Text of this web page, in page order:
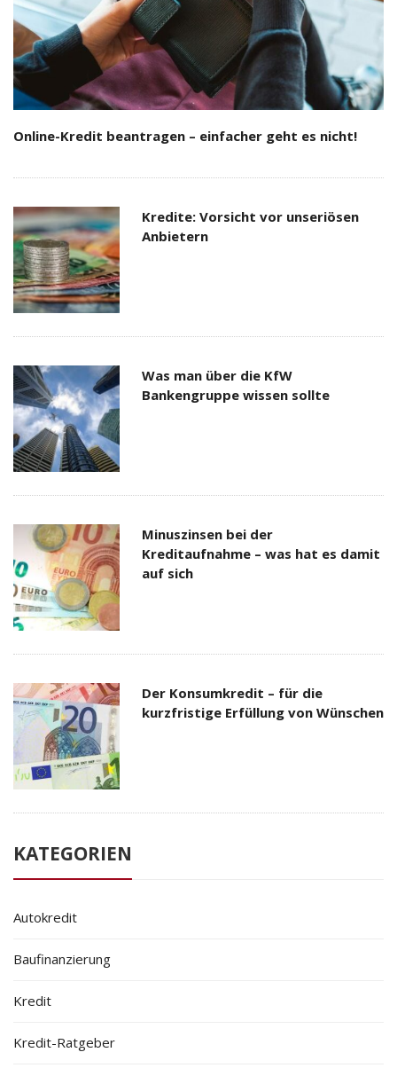
Online-Kredit beantragen – einfacher geht es nicht!
Kredite: Vorsicht vor unseriösen
Anbietern
Was man über die KfW
Bankengruppe wissen sollte
Minuszinsen bei der
Kreditaufnahme – was hat es damit
auf sich
Der Konsumkredit – für die
kurzfristige Erfüllung von Wünschen
KATEGORIEN
Autokredit
Baufinanzierung
Kredit
Kredit-Ratgeber